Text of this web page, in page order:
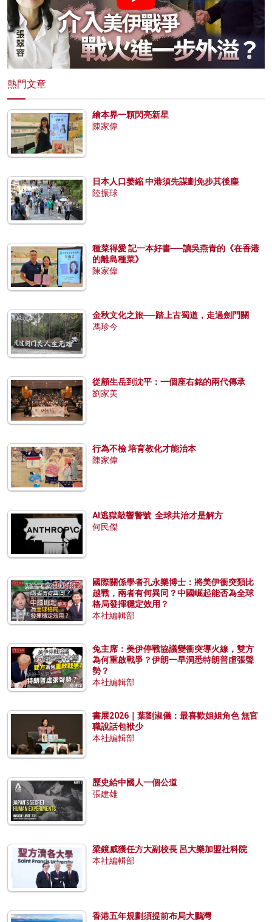
熱門文章
繪本界一顆閃亮新星
陳家偉
日本人口萎縮 中港須先謀劃免步其後塵
陸振球
種菜得愛 記一本好書──讀吳燕青的《在香港
的離島種菜》
陳家偉
金秋文化之旅──踏上古蜀道，走過劍門關
馮珍今
從顧生岳到沈平：一個座右銘的兩代傳承
劉家美
行為不檢 培育教化才能治本
陳家偉
AI逃獄敲響警號 全球共治才是解方
何民傑
國際關係學者孔永樂博士：將美伊衝突類比
越戰，兩者有何異同？中國崛起能否為全球
格局發揮穩定效用？
本社編輯部
兔主席：美伊停戰協議變衝突導火線，雙方
為何重啟戰爭？伊朗一早洞悉特朗普虛張聲
勢？
本社編輯部
書展2026｜葉劉淑儀：最喜歡姐姐角色 無官
職說話包袱少
本社編輯部
歷史給中國人一個公道
張建雄
梁鏡威獲任方大副校長 呂大樂加盟社科院
本社編輯部
香港五年規劃須提前布局大鵬灣